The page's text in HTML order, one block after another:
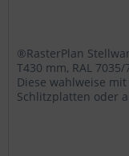
®RasterPlan
T430 mm, RAL
Diese wahlweise
Schlitzplatten oder